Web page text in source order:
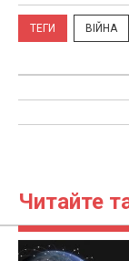
ТЕГИ ВІЙНА
Читайте